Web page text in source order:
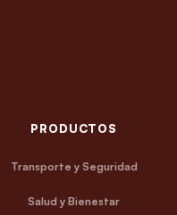
PRODUCTOS
Transporte y Seguridad
Salud y Bienestar